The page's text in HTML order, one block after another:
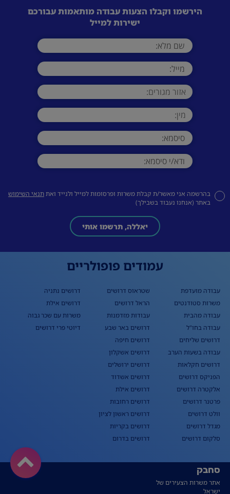
הירשמו וקבלו הצעות עבודה מותאמות עבורכם
ישירות למייל
בהרשמה אני מאשר/ת קבלת משרות ופרסומות למייל ולנייד ואתתנאי השימוש
באתר (אנחנו נעבוד בשבילך)
יאללה, תרשמו אותי
עמודים פופולריים
עבודה מועדפת
משרות סטודנטים
עבודה מהבית
עבודה בחו"ל
דרושים שליחים
עבודה בשעות הערב
דרושים חקלאות
הפניקס דרושים
אלקטרה דרושים
פרטנר דרושים
וולט דרושים
מגדל דרושים
סלקום דרושים
שטראוס דרושים
הראל דרושים
עבודות מזדמנות
דרושים באר שבע
דרושים חיפה
דרושים אשקלון
דרושים ירושלים
דרושים אשדוד
דרושים אילת
דרושים רחובות
דרושים ראשון לציון
דרושים בקריות
דרושים בדרום
דרושים נתניה
דרושים אילת
משרות עם שכר גבוה
דיוטי פרי דרושים
סחבק
אתר משרות הצעירים של
ישראל